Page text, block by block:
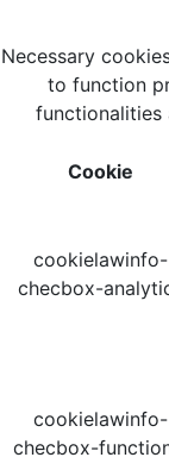
Necessary
to function
functionalities
Cookie
cookielawinfo-
checbox-
cookielawinfo-
checbox-